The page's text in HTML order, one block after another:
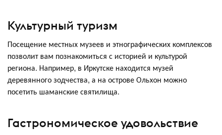
Культурный туризм
Посещение местных музеев и этнографических комплексов
позволит вам познакомиться с историей и культурой
региона. Например, в Иркутске находится музей
деревянного зодчества, а на острове Ольхон можно
посетить шаманские святилища.
Гастрономическое удовольствие